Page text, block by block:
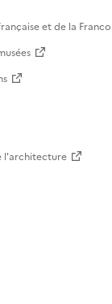
et de la
l'architecture